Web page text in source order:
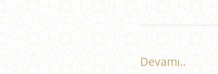
Devamı..